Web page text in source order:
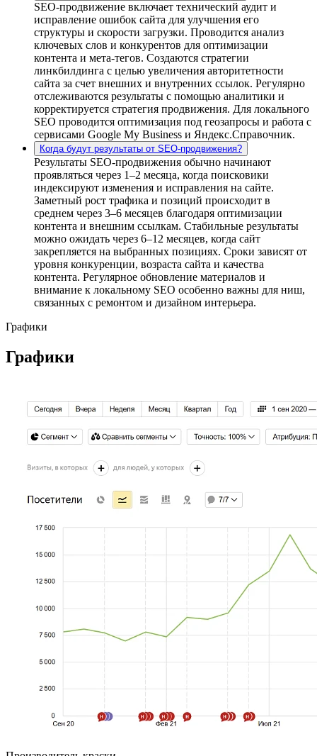
SEO-продвижение включает технический аудит и
исправление ошибок сайта для улучшения его
структуры и скорости загрузки. Проводится анализ
ключевых слов и конкурентов для оптимизации
контента и мета-тегов. Создаются стратегии
линкбилдинга с целью увеличения авторитетности
сайта за счет внешних и внутренних ссылок. Регулярно
отслеживаются результаты с помощью аналитики и
корректируется стратегия продвижения. Для локального
SEO проводится оптимизация под геозапросы и работа с
сервисами Google My Business и Яндекс.Справочник.
Когда будут результаты от SEO-продвижения?
Результаты SEO-продвижения обычно начинают
проявляться через 1–2 месяца, когда поисковики
индексируют изменения и исправления на сайте.
Заметный рост трафика и позиций происходит в
среднем через 3–6 месяцев благодаря оптимизации
контента и внешним ссылкам. Стабильные результаты
можно ожидать через 6–12 месяцев, когда сайт
закрепляется на выбранных позициях. Сроки зависят от
уровня конкуренции, возраста сайта и качества
контента. Регулярное обновление материалов и
внимание к локальному SEO особенно важны для ниш,
связанных с ремонтом и дизайном интерьера.
Графики
Графики